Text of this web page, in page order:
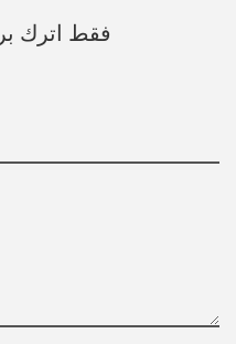
فقط اترك